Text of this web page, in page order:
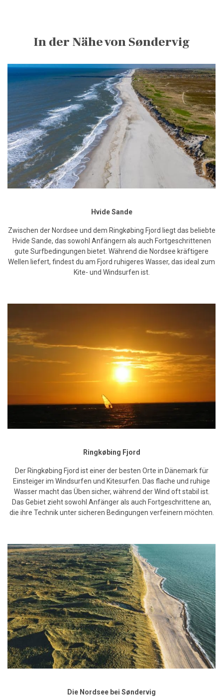
In der Nähe von Søndervig
Hvide Sande
Zwischen der Nordsee und dem Ringkøbing Fjord liegt das beliebte
Hvide Sande, das sowohl Anfängern als auch Fortgeschrittenen
gute Surfbedingungen bietet. Während die Nordsee kräftigere
Wellen liefert, findest du am Fjord ruhigeres Wasser, das ideal zum
Kite- und Windsurfen ist.
Ringkøbing Fjord
Der Ringkøbing Fjord ist einer der besten Orte in Dänemark für
Einsteiger im Windsurfen und Kitesurfen. Das flache und ruhige
Wasser macht das Üben sicher, während der Wind oft stabil ist.
Das Gebiet zieht sowohl Anfänger als auch Fortgeschrittene an,
die ihre Technik unter sicheren Bedingungen verfeinern möchten.
Die Nordsee bei Søndervig